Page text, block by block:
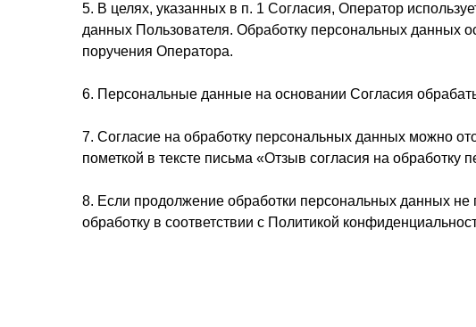
5. В целях, указанных в п. 1 Согласия, Оператор
данных Пользователя. Обработку персональных
поручения Оператора.
6. Персональные данные на основании Согласия
7. Согласие на обработку персональных данных можно
пометкой в тексте письма «Отзыв согласия на обработку
8. Если продолжение обработки персональных данных не
обработку в соответствии с Политикой